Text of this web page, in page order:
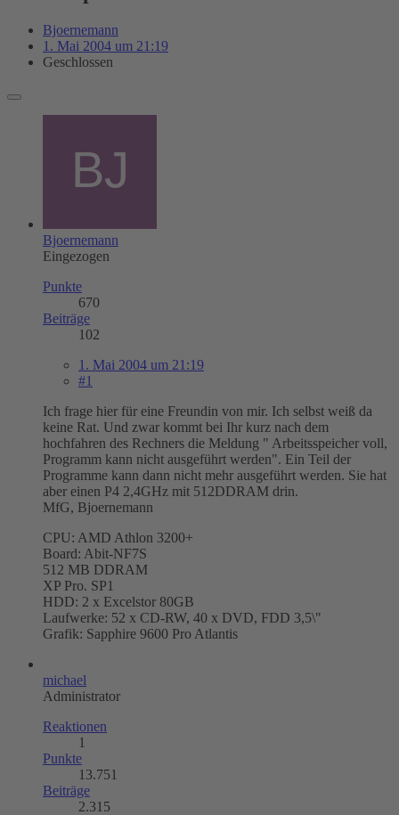
Bjoernemann
1. Mai 2004 um 21:19
Geschlossen
Bjoernemann
Eingezogen
Punkte
670
Beiträge
102
1. Mai 2004 um 21:19
#1
Ich frage hier für eine Freundin von mir. Ich selbst weiß da
keine Rat. Und zwar kommt bei Ihr kurz nach dem
hochfahren des Rechners die Meldung " Arbeitsspeicher voll,
Programm kann nicht ausgeführt werden". Ein Teil der
Programme kann dann nicht mehr ausgeführt werden. Sie hat
aber einen P4 2,4GHz mit 512DDRAM drin.
MfG, Bjoernemann
CPU: AMD Athlon 3200+
Board: Abit-NF7S
512 MB DDRAM
XP Pro. SP1
HDD: 2 x Excelstor 80GB
Laufwerke: 52 x CD-RW, 40 x DVD, FDD 3,5\"
Grafik: Sapphire 9600 Pro Atlantis
michael
Administrator
Reaktionen
1
Punkte
13.751
Beiträge
2.315